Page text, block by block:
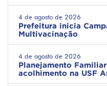
4 de agosto de 2026
Prefeitura inicia
Multivacinação
4 de agosto de 2026
Planejamento
acolhimento na USF